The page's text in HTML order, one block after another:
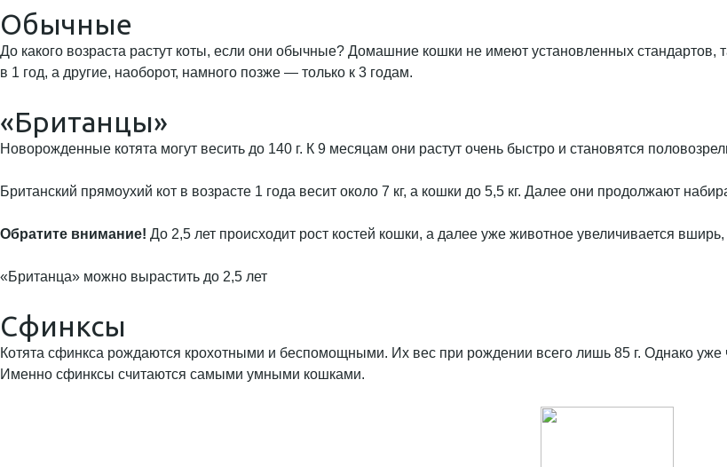
Обычные
До какого возраста растут коты, если они обычные? Домашние кошки не имеют установленных
в 1 год, а другие, наоборот, намного позже — только к 3 годам.
«Британцы»
Новорожденные котята могут весить до 140 г. К 9 месяцам они растут очень быстро и становятся
Британский прямоухий кот в возрасте 1 года весит около 7 кг, а кошки до 5,5 кг. Далее они продолжают
Обратите внимание! До 2,5 лет происходит рост костей кошки, а далее уже животное увеличивается
«Британца» можно вырастить до 2,5 лет
Сфинксы
Котята сфинкса рождаются крохотными и беспомощными. Их вес при рождении всего лишь 85 г. Однако
Именно сфинксы считаются самыми умными кошками.